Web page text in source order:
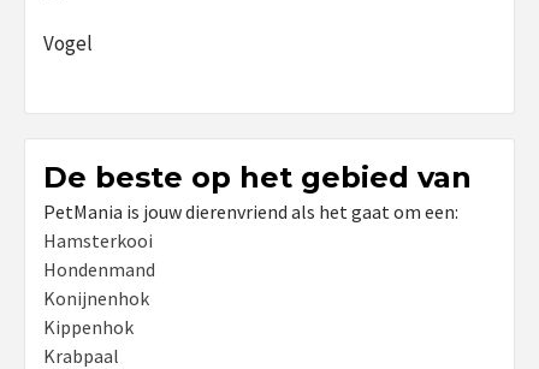
Vogel
De beste op het gebied van
PetMania is jouw dierenvriend als het gaat om een:
Hamsterkooi
Hondenmand
Konijnenhok
Kippenhok
Krabpaal